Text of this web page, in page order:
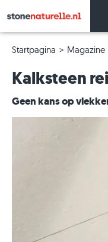
Startpagina Magazine
Kalksteen
Geen kans op